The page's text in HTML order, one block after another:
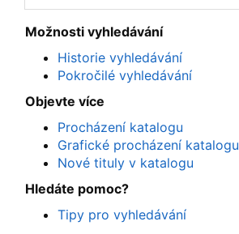
Možnosti vyhledávání
Historie vyhledávání
Pokročilé vyhledávání
Objevte více
Procházení katalogu
Grafické procházení katalogu
Nové tituly v katalogu
Hledáte pomoc?
Tipy pro vyhledávání